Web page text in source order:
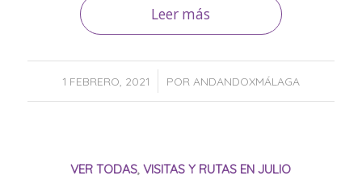
Leer más
1 FEBRERO, 2021
/ POR ANDANDOXMÁLAGA
VER TODAS,VISITAS Y RUTAS EN JULIO